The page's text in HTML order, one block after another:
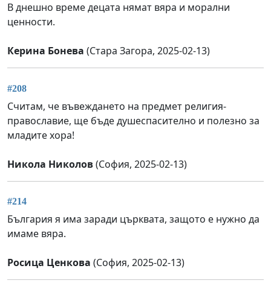
В днешно време децата нямат вяра и морални
ценности.
Керина Бонева (Стара Загора, 2025-02-13)
#208
Считам, че въвеждането на предмет религия-
православие, ще бъде душеспасително и полезно за
младите хора!
Никола Николов(София, 2025-02-13)
#214
България я има заради църквата, защото е нужно да
имаме вяра.
Росица Ценкова (София, 2025-02-13)